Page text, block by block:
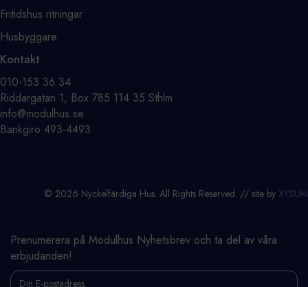
Fritidshus ritningar
Husbyggare
Kontakt
⁨010-153 36 34⁩
Riddargatan 1, Box 785 114 35 Sthlm
info@modulhus.se
Bankgiro 493-4493
© 2026 Nyckelfärdiga Hus. All Rights Reserved. // site by XYSUM
Prenumerera på Modulhus Nyhetsbrev och ta del av våra
erbjudanden!